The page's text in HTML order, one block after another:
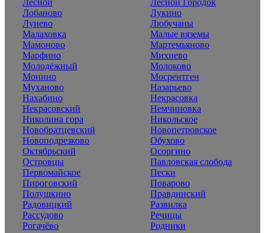
Лобаново
Лукино
Лунево
Любучаны
Малаховка
Малые вяземы
Мамоново
Мартемьяново
Марфино
Михнево
Молодёжный
Молоково
Монино
Мосрентген
Муханово
Назарьево
Нахабино
Некрасовка
Некрасовский
Немчиновка
Николина гора
Никольское
Новобратцевский
Новопетровское
Новоподрезково
Обухово
Октябрьский
Осоргино
Островцы
Павловская слобода
Первомайское
Пески
Пироговский
Поварово
Полушкино
Правдинский
Радовицкий
Развилка
Рассудово
Речицы
Рогачёво
Родники